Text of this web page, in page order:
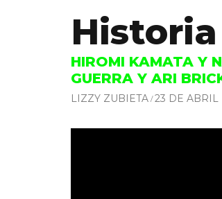
HIROMI KAMATA Y
GUERRA Y ARI
LIZZY ZUBIETA 23 DE ABRIL